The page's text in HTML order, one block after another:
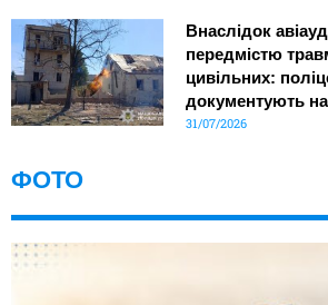
Внаслідок
передмістю
цивільних:
документують
31/07/2026
ФОТО